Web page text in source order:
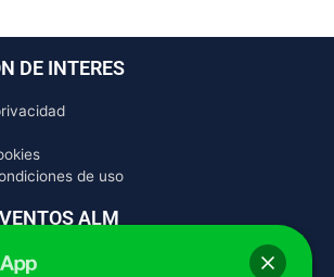
DE INTERES
de uso
ALM